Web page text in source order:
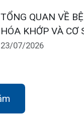
– 16:30
sạn cao cấp đầu tiên ở
vùng duyên hải Bắc
bệnh nội trú.
0225-3955 888